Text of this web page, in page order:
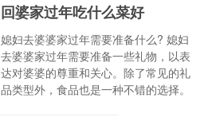
回婆家过年吃什么菜好
媳妇去婆婆家过年需要准备什么? 媳妇
去婆婆家过年需要准备一些礼物，以表
达对婆婆的尊重和关心。除了常见的礼
品类型外，食品也是一种不错的选择。